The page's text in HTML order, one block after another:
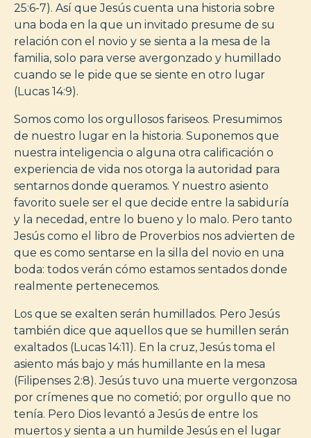
25:6-7). Así que Jesús cuenta una historia sobre
una boda en la que un invitado presume de su
relación con el novio y se sienta a la mesa de la
familia, solo para verse avergonzado y humillado
cuando se le pide que se siente en otro lugar
(Lucas 14:9).
Somos como los orgullosos fariseos. Presumimos
de nuestro lugar en la historia. Suponemos que
nuestra inteligencia o alguna otra calificación o
experiencia de vida nos otorga la autoridad para
sentarnos donde queramos. Y nuestro asiento
favorito suele ser el que decide entre la sabiduría
y la necedad, entre lo bueno y lo malo. Pero tanto
Jesús como el libro de Proverbios nos advierten de
que es como sentarse en la silla del novio en una
boda: todos verán cómo estamos sentados donde
realmente pertenecemos.
Los que se exalten serán humillados. Pero Jesús
también dice que aquellos que se humillen serán
exaltados (Lucas 14:11). En la cruz, Jesús toma el
asiento más bajo y más humillante en la mesa
(Filipenses 2:8). Jesús tuvo una muerte vergonzosa
por crímenes que no cometió; por orgullo que no
tenía. Pero Dios levantó a Jesús de entre los
muertos y sienta a un humilde Jesús en el lugar